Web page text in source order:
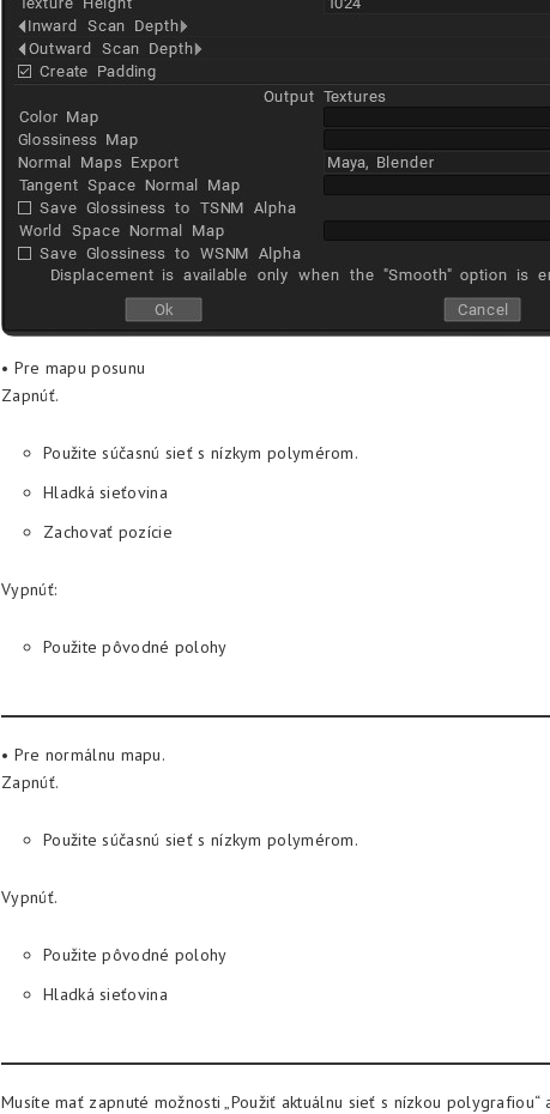
• Pre mapu posunu
Zapnúť.
Použite súčasnú sieť s nízkym polymérom.
Hladká sieťovina
Zachovať pozície
Vypnúť:
Použite pôvodné polohy
• Pre normálnu mapu.
Zapnúť.
Použite súčasnú sieť s nízkym polymérom.
Vypnúť.
Použite pôvodné polohy
Hladká sieťovina
Musíte mať zapnuté možnosti „Použiť aktuálnu sieť s nízkou polygrafiou“